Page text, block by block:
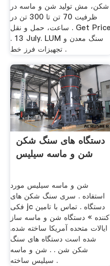
شکن، مش تولید شن و ماسه در
ظرفیت 70 تن تا 300 تن در
ساعت، حمل و نقل . Get Price
. 13 July. LUM سنگ معدن و
تجهیزات فرز خط .
دستگاه های سنگ شکن
شن و ماسه سیلیس
شن و ماسه سیلیس مورد
استفاده . سری سنگ شکن های
فکی jc دستگاه . تماس با تامین
کننده » دستگاه شن و ماسه ساز
ایالات متحده آمریکا ساخته شده.
شده است دستگاه های سنگ
شکن شن . . شن و ماسه
سیلیس ساخته .